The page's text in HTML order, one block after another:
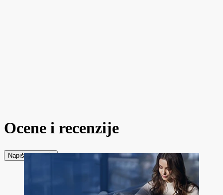
Ocene i recenzije
Napiši recenziju